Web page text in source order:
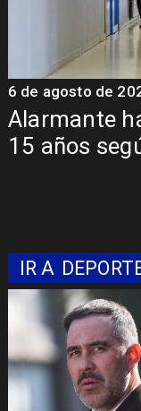
Aprueban
Sebastián
6 de agosto de
IR A